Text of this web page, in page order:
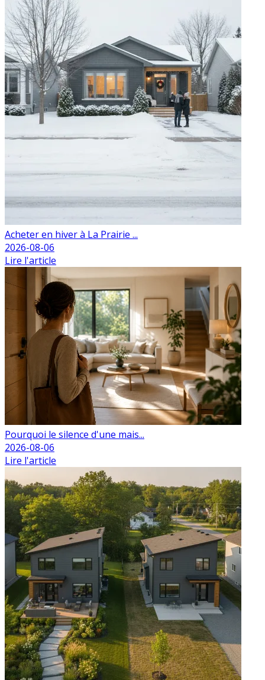
Acheter en hiver à La Prairie ...
2026-08-06
Lire l'article
Pourquoi le silence d'une mais...
2026-08-06
Lire l'article